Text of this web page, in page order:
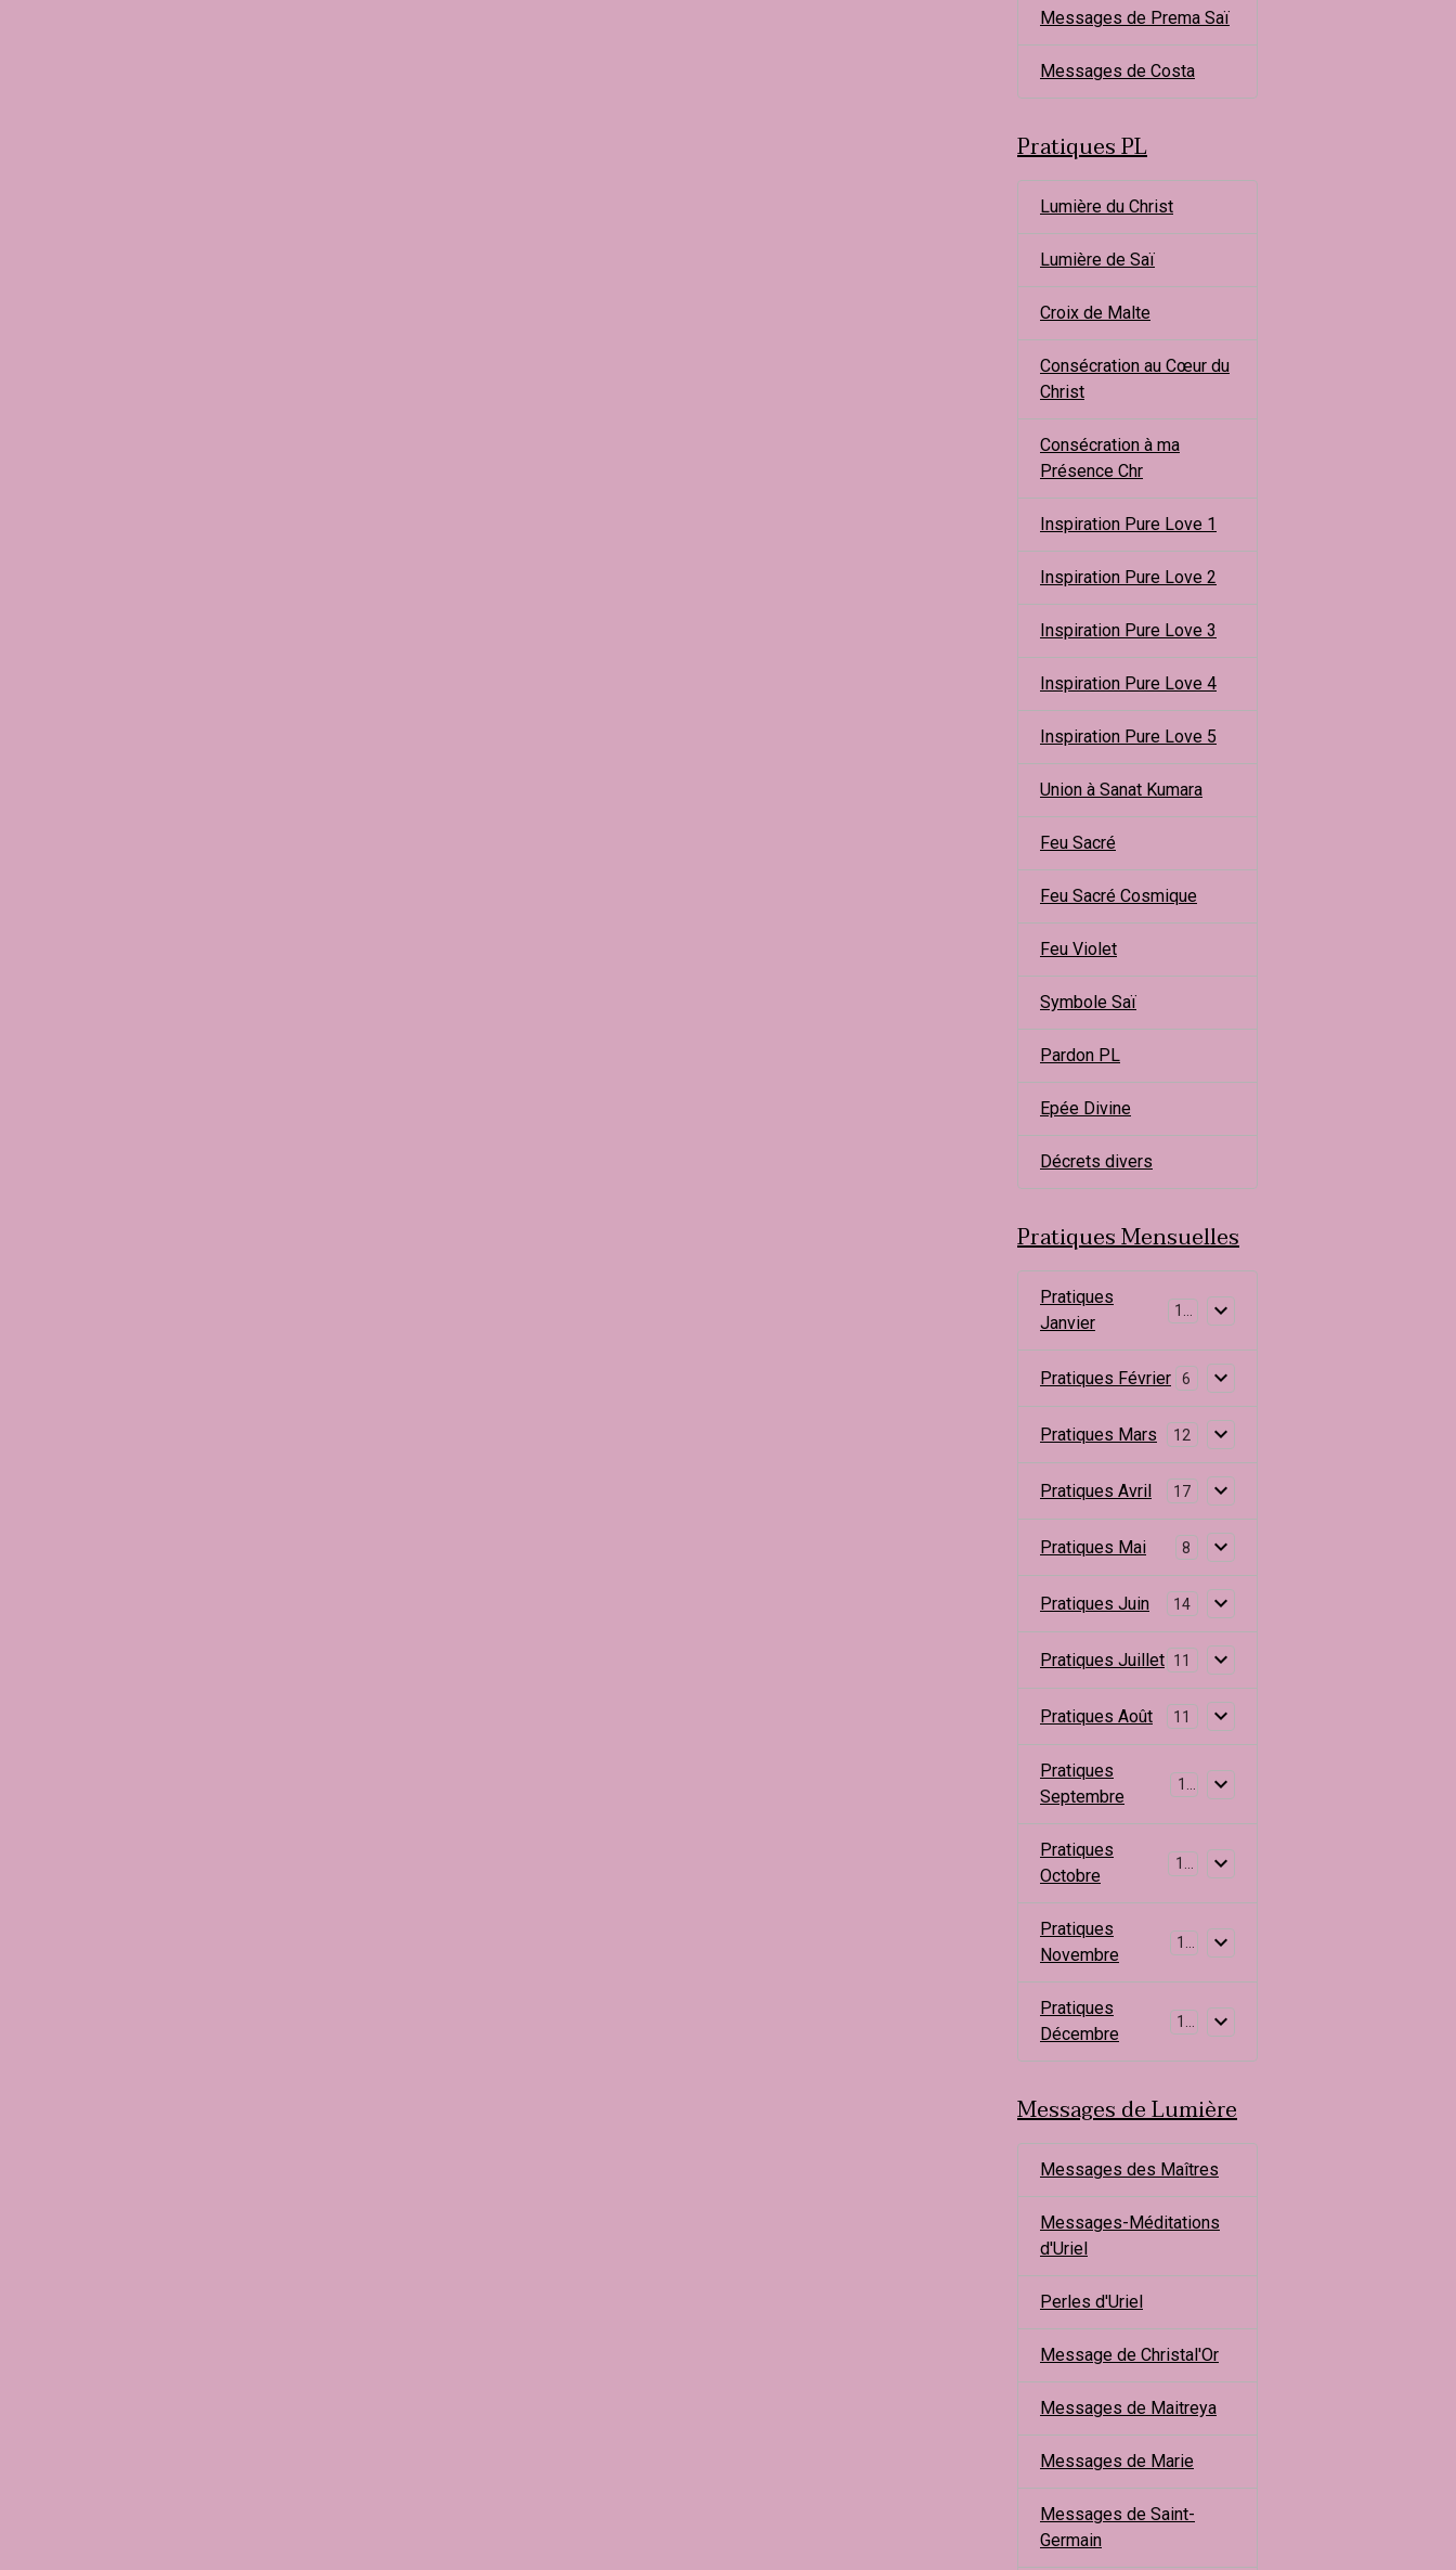
Messages de Prema Saï
Messages de Costa
Pratiques PL
Lumière du Christ
Lumière de Saï
Croix de Malte
Consécration au Cœur du
Christ
Consécration à ma
Présence Chr
Inspiration Pure Love 1
Inspiration Pure Love 2
Inspiration Pure Love 3
Inspiration Pure Love 4
Inspiration Pure Love 5
Union à Sanat Kumara
Feu Sacré
Feu Sacré Cosmique
Feu Violet
Symbole Saï
Pardon PL
Epée Divine
Décrets divers
Pratiques Mensuelles
Pratiques
Janvier
Pratiques Février 6
Pratiques Mars 12
Pratiques Avril 17
Pratiques Mai 8
Pratiques Juin 14
Pratiques Juillet 11
Pratiques Août 11
Pratiques
Septembre
Pratiques
Octobre
Pratiques
Novembre
Pratiques
Décembre
Messages de Lumière
Messages des Maîtres
Messages-Méditations
d'Uriel
Perles d'Uriel
Message de Christal'Or
Messages de Maitreya
Messages de Marie
Messages de Saint-
Germain